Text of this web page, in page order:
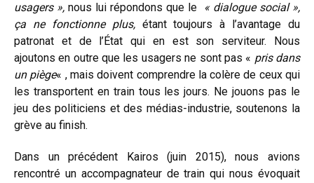
usagers », nous lui répondons que le
« dialogue social »,
ça ne fonctionne plus, étant toujours à l’avantage du
patronat et de l’État qui en est son serviteur. Nous
ajoutons en outre que les usagers ne sont pas « pris dans
un piège« , mais doivent comprendre la colère de ceux qui
les transportent en train tous les jours. Ne jouons pas le
jeu des politiciens et des médias-industrie, soutenons la
grève au finish.
Dans un précédent Kairos (juin 2015), nous avions
rencontré un accompagnateur de train qui nous évoquait